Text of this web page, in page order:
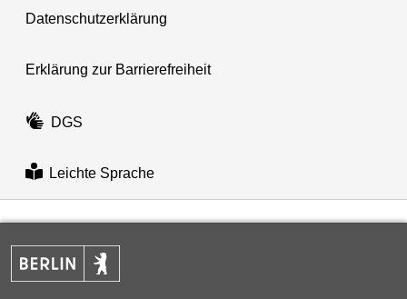
Datenschutzerklärung
Erklärung zur Barrierefreiheit
DGS
Leichte Sprache